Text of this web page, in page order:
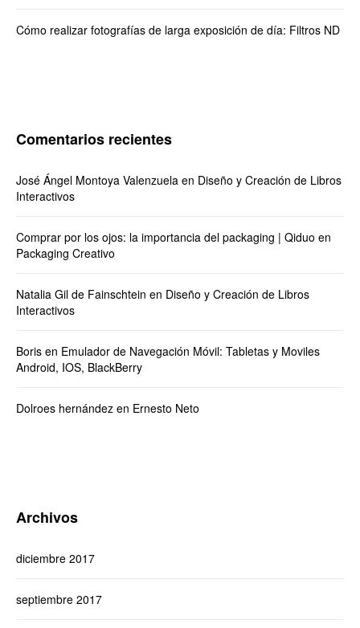
Cómo realizar fotografías de larga exposición de día: Filtros ND
Comentarios recientes
José Ángel Montoya Valenzuela en Diseño y Creación de Libros
Interactivos
Comprar por los ojos: la importancia del packaging | Qiduo en
Packaging Creativo
Natalia Gil de Fainschtein en Diseño y Creación de Libros
Interactivos
Boris en Emulador de Navegación Móvil: Tabletas y Moviles
Android, IOS, BlackBerry
Dolroes hernández en Ernesto Neto
Archivos
diciembre 2017
septiembre 2017